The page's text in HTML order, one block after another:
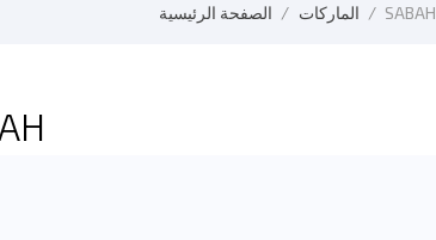
الصفحة الرئيسية الماركات SABAH